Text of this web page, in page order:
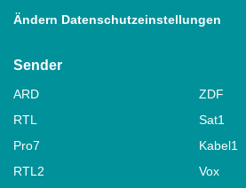
Ändern Datenschutzeinstellungen
Sender
ARD
ZDF
RTL
Sat1
Pro7
Kabel1
RTL2
Vox